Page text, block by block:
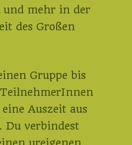
und mehr in der
des Großen
Gruppe bis
Auszeit aus
Du verbindest